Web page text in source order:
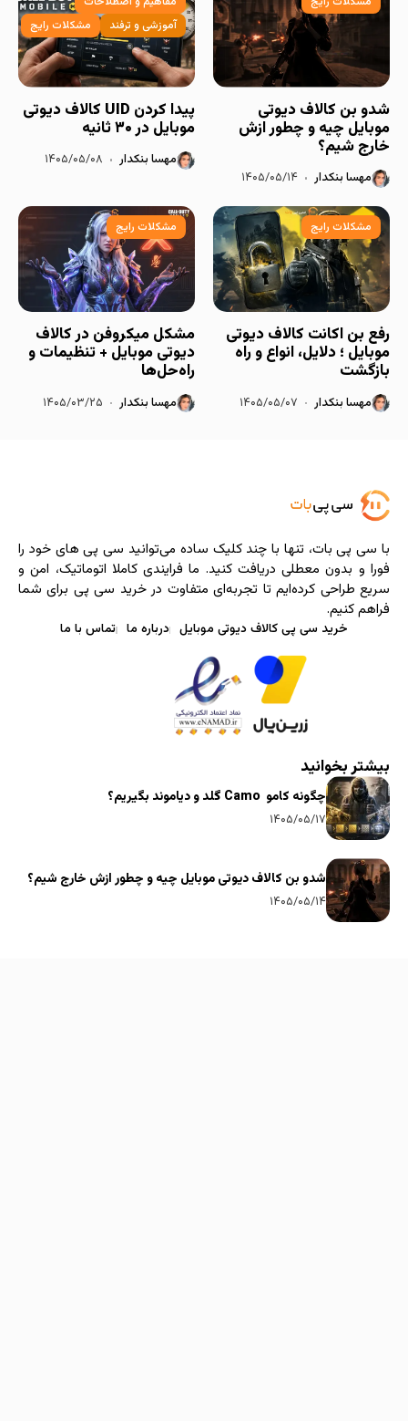
شدو بن کالاف دیوتی
موبایل چیه و چطور ازش
خارج شیم؟
مهسا بنکدار ۱۴۰۵/۰۵/۱۴
آموزشی و ترفند
مشکلات رایج
پیدا کردن UID کالاف دیوتی
موبایل در ۳۰ ثانیه
مهسا بنکدار ۱۴۰۵/۰۵/۰۸
مشکلات رایج
رفع بن اکانت کالاف دیوتی
موبایل ؛ دلایل، انواع و راه
بازگشت
مهسا بنکدار ۱۴۰۵/۰۵/۰۷
مشکلات رایج
مشکل میکروفن در کالاف
دیوتی موبایل + تنظیمات و
راه‌حل‌ها
مهسا بنکدار ۱۴۰۵/۰۳/۲۵
با سی ‌پی‌ بات، تنها با چند کلیک ساده می‌توانید سی پی های خود را
فورا و بدون معطلی دریافت کنید. ما فرایندی کاملا اتوماتیک، امن و
سریع طراحی کرده‌ایم تا تجربه‌ای متفاوت در خرید سی پی برای شما
فراهم کنیم.
خرید سی پی کالاف دیوتی موبایل درباره ما تماس با ما
بیشتر بخوانید
چگونه کامو Camo گلد و دیاموند بگیریم؟
۱۴۰۵/۰۵/۱۷
شدو بن کالاف دیوتی موبایل چیه و چطور ازش خارج شیم؟
۱۴۰۵/۰۵/۱۴